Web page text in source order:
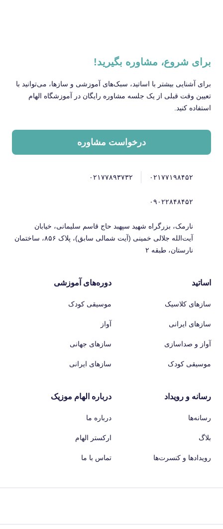
برای شروع، مشاوره بگیرید!
برای آشنایی بیشتر با اساتید، سبک‌های آموزشی و سازها، می‌توانید با
تعیین وقت قبلی از یک جلسه مشاوره رایگان در آموزشگاه الهام
استفاده کنید.
درخواست مشاوره
۰۲۱۷۷۱۹۸۴۵۲ ۰۲۱۷۷۸۹۳۷۳۲
۰۹۰۲۲۸۴۸۴۵۲
نارمک، بزرگراه شهید سپهبد حاج قاسم سلیمانی، خیابان
آیت‌الله جلالی خمینی (آیت شمالی سابق)، پلاک ۸۵۶، ساختمان
نارستان، طبقه ۲
اساتید
سازهای کلاسیک
سازهای ایرانی
آواز و صداسازی
موسیقی کودک
دوره‌های آموزشی
موسیقی کودک
آواز
سازهای جهانی
سازهای ایرانی
رسانه و رویداد
رسانه‌ها
بلاگ
رویدادها و کنسرت‌ها
درباره الهام موزیک
درباره ما
ارکستر الهام
تماس با ما